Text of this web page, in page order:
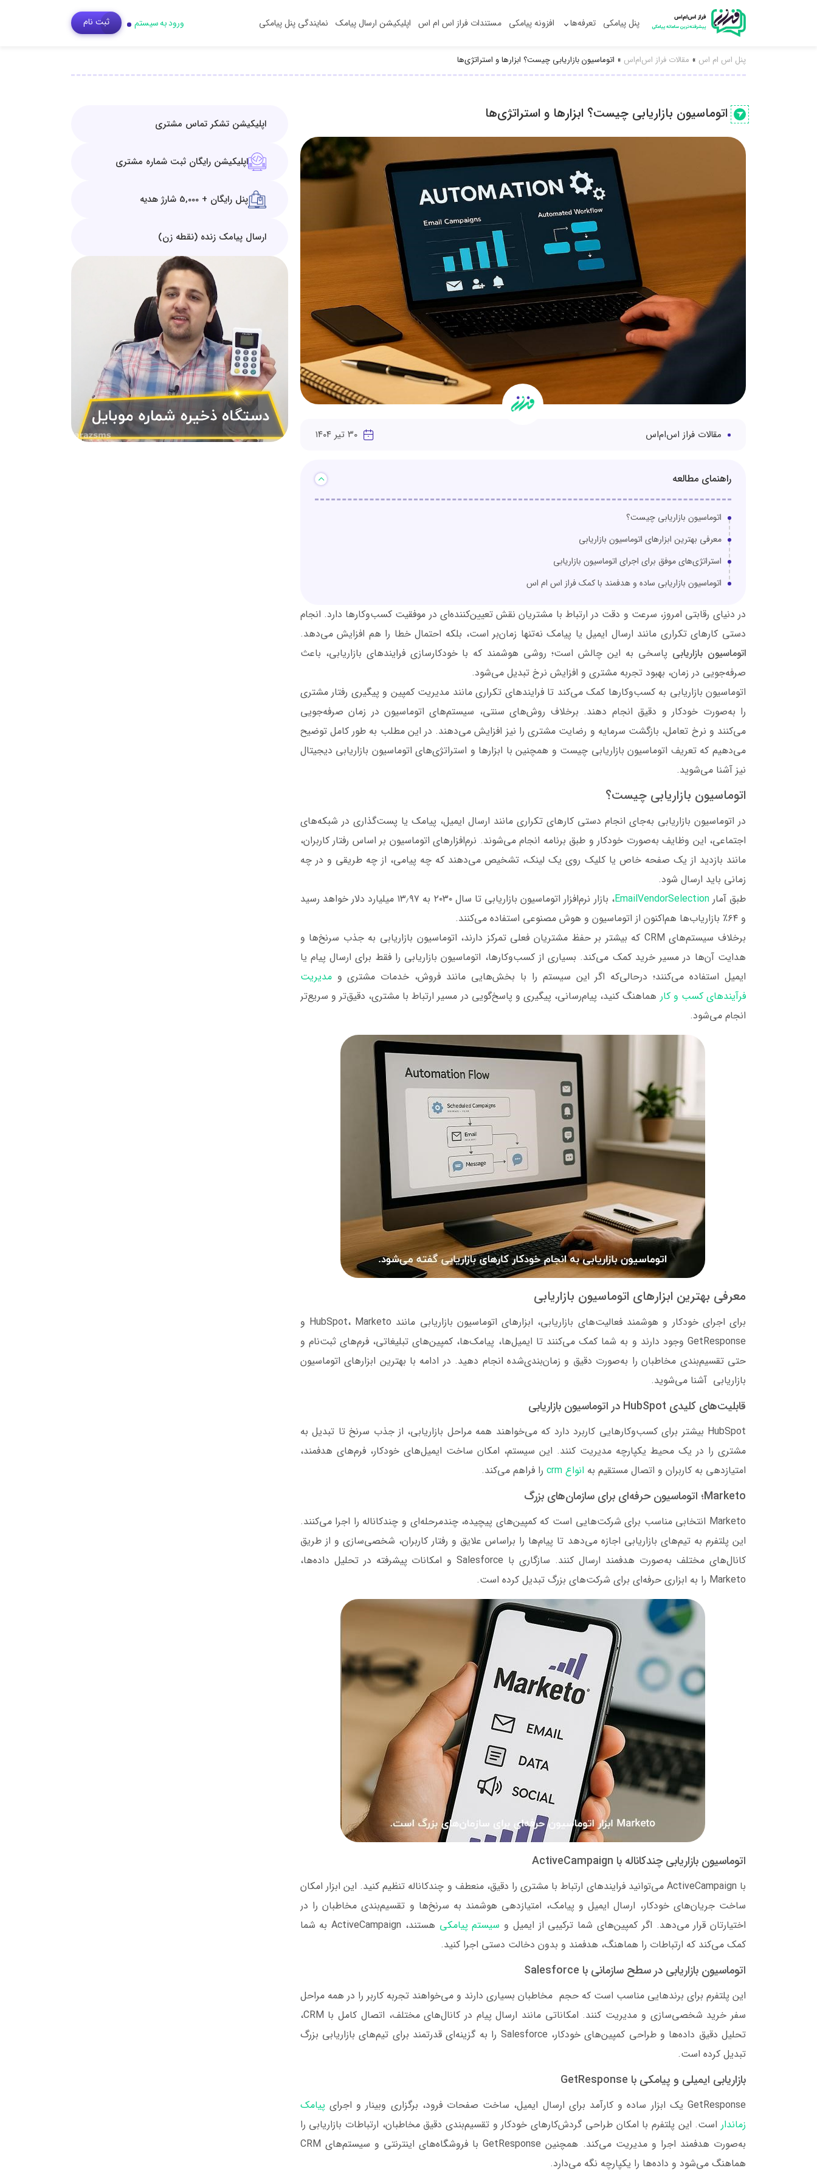
پنل پیامکی تعرفه‌ها افزونه‌ پیامکی مستندات فراز اس ام اس اپلیکیشن‌ ارسال پیامک نمایندگی پنل پیامکی ورود به سیستم ثبت‌ نام
پنل اس ام اس » مقالات فراز اس‌ام‌اس » اتوماسیون بازاریابی چیست؟ ابزارها و استراتژی‌ها
اتوماسیون بازاریابی چیست؟ ابزارها و استراتژی‌ها
مقالات فراز اس‌ام‌اس ۳۰ تیر ۱۴۰۴
راهنمای مطالعه
اتوماسیون بازاریابی چیست؟
معرفی بهترین ابزارهای اتوماسیون بازاریابی
استراتژی‌های موفق برای اجرای اتوماسیون بازاریابی
اتوماسیون بازاریابی ساده و هدفمند با کمک فراز اس ام اس
در دنیای رقابتی امروز، سرعت و دقت در ارتباط با مشتریان نقش تعیین‌کننده‌ای در موفقیت کسب‌وکارها دارد. انجام
دستی کارهای تکراری مانند ارسال ایمیل یا پیامک نه‌تنها زمان‌بر است، بلکه احتمال خطا را هم افزایش می‌دهد.
اتوماسیون بازاریابی پاسخی به این چالش است؛ روشی هوشمند که با خودکارسازی فرایندهای بازاریابی، باعث
صرفه‌جویی در زمان، بهبود تجربه مشتری و افزایش نرخ تبدیل می‌شود.
اتوماسیون بازاریابی به کسب‌وکارها کمک می‌کند تا فرایندهای تکراری مانند مدیریت کمپین و پیگیری رفتار مشتری
را به‌صورت خودکار و دقیق انجام دهند. برخلاف روش‌های سنتی، سیستم‌های اتوماسیون در زمان صرفه‌جویی
می‌کنند و نرخ تعامل، بازگشت سرمایه و رضایت مشتری را نیز افزایش می‌دهند. در این مطلب به طور کامل توضیح
می‌دهیم که تعریف اتوماسیون بازاریابی چیست و همچنین با ابزارها و استراتژی‌های اتوماسیون بازاریابی دیجیتال
نیز آشنا می‌شوید.
اتوماسیون بازاریابی چیست؟
در اتوماسیون بازاریابی به‌جای انجام دستی کارهای تکراری مانند ارسال ایمیل، پیامک یا پست‌گذاری در شبکه‌های
اجتماعی، این وظایف به‌صورت خودکار و طبق برنامه‌ انجام می‌شوند. نرم‌افزارهای اتوماسیون بر اساس رفتار کاربران،
مانند بازدید از یک صفحه خاص یا کلیک روی یک لینک، تشخیص می‌دهند که چه پیامی، از چه طریقی و در چه
زمانی باید ارسال شود.
طبق آمارEmailVendorSelection
، بازار نرم‌افزار اتوماسیون بازاریابی تا سال ۲۰۳۰ به ۱۳٫۹۷ میلیارد دلار خواهد رسید
و ۶۴٪ بازاریاب‌ها هم‌اکنون از اتوماسیون و هوش مصنوعی استفاده می‌کنند.
برخلاف سیستم‌های CRM که بیشتر بر حفظ مشتریان فعلی تمرکز دارند، اتوماسیون بازاریابی به جذب سرنخ‌ها و
هدایت آن‌ها در مسیر خرید کمک می‌کند. بسیاری از کسب‌وکارها، اتوماسیون بازاریابی را فقط برای ارسال پیام یا
ایمیل استفاده می‌کنند؛ درحالی‌که اگر این سیستم را با بخش‌هایی مانند فروش، خدمات مشتری ومدیریت
فرآیندهای کسب و کار هماهنگ کنید، پیام‌رسانی، پیگیری و پاسخ‌گویی در مسیر ارتباط با مشتری، دقیق‌تر و سریع‌تر
انجام می‌شود.
معرفی بهترین ابزارهای اتوماسیون بازاریابی
برای اجرای خودکار و هوشمند فعالیت‌های بازاریابی، ابزارهای اتوماسیون بازاریابی مانند HubSpot، Marketo و
GetResponse وجود دارند و به شما کمک می‌کنند تا ایمیل‌ها، پیامک‌ها، کمپین‌های تبلیغاتی، فرم‌های ثبت‌نام و
حتی تقسیم‌بندی مخاطبان را به‌صورت دقیق و زمان‌بندی‌شده انجام دهید. در ادامه با بهترین ابزارهای اتوماسیون
بازاریابی آشنا می‌شوید‌.
قابلیت‌های کلیدی HubSpot در اتوماسیون بازاریابی
HubSpot بیشتر برای کسب‌وکارهایی کاربرد دارد که می‌خواهند همه مراحل بازاریابی، از جذب سرنخ تا تبدیل به
مشتری را در یک محیط یکپارچه مدیریت کنند. این سیستم، امکان ساخت ایمیل‌های خودکار، فرم‌های هدفمند،
امتیازدهی به کاربران و اتصال مستقیم به انواع crm را فراهم می‌کند.
Marketo؛ اتوماسیون حرفه‌ای برای سازمان‌های بزرگ
Marketo انتخابی مناسب برای شرکت‌هایی است که کمپین‌های پیچیده، چندمرحله‌ای و چندکاناله را اجرا می‌کنند.
این پلتفرم به تیم‌های بازاریابی اجازه می‌دهد تا پیام‌ها را براساس علایق و رفتار کاربران، شخصی‌سازی و از طریق
کانال‌های مختلف به‌صورت هدفمند ارسال کنند. سازگاری با Salesforce و امکانات پیشرفته در تحلیل داده‌ها،
Marketo را به ابزاری حرفه‌ای برای شرکت‌های بزرگ تبدیل کرده است.
اتوماسیون بازاریابی چندکاناله با ActiveCampaign
با ActiveCampaign می‌توانید فرایندهای ارتباط با مشتری را دقیق، منعطف و چندکاناله تنظیم کنید. این ابزار امکان
ساخت جریان‌های خودکار، ارسال ایمیل و پیامک، امتیازدهی هوشمند به سرنخ‌ها و تقسیم‌بندی مخاطبان را در
اختیارتان قرار می‌دهد. اگر کمپین‌های شما ترکیبی از ایمیل و سیستم پیامکی
هستند، ActiveCampaign به شما
کمک می‌کند که ارتباطات را هماهنگ، هدفمند و بدون دخالت دستی اجرا کنید.
اتوماسیون بازاریابی در سطح سازمانی با Salesforce
این پلتفرم برای برندهایی مناسب است که حجم مخاطبان بسیاری دارند و می‌خواهند تجربه کاربر را در همه مراحل
سفر خرید شخصی‌سازی و مدیریت کنند. امکاناتی مانند ارسال پیام در کانال‌های مختلف، اتصال کامل با CRM،
تحلیل دقیق داده‌ها و طراحی کمپین‌های خودکار، Salesforce را به گزینه‌ای قدرتمند برای تیم‌های بازاریابی بزرگ
تبدیل کرده است.
بازاریابی ایمیلی و پیامکی با GetResponse
GetResponse یک ابزار ساده و کارآمد برای ارسال ایمیل، ساخت صفحات فرود، برگزاری وبینار و اجرای
پیامک
زماندار است. این پلتفرم با امکان طراحی گردش‌کارهای خودکار و تقسیم‌بندی دقیق مخاطبان، ارتباطات بازاریابی را
به‌صورت هدفمند اجرا و مدیریت می‌کند. همچنین GetResponse با فروشگاه‌های اینترنتی و سیستم‌های CRM
هماهنگ می‌شود و داده‌ها را یکپارچه نگه می‌دارد.
اپلیکیشن تشکر تماس مشتری
اپلیکیشن رایگان ثبت شماره مشتری
پنل رایگان + 5,000 شارژ هدیه
ارسال پیامک زنده (نقطه زن)